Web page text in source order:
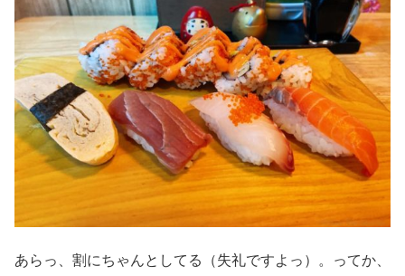
あらっ、割にちゃんとしてる（失礼ですよっ）。ってか、